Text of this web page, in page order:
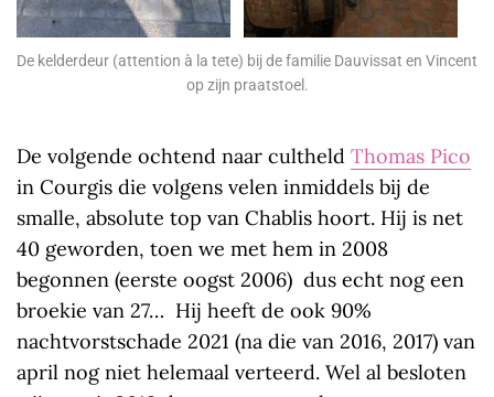
De kelderdeur (attention à la tete) bij de familie Dauvissat en Vincent
op zijn praatstoel.
De volgende ochtend naar cultheld Thomas Pico
in Courgis die volgens velen inmiddels bij de
smalle, absolute top van Chablis hoort. Hij is net
40 geworden, toen we met hem in 2008
begonnen (eerste oogst 2006) dus echt nog een
broekie van 27… Hij heeft de ook 90%
nachtvorstschade 2021 (na die van 2016, 2017) van
april nog niet helemaal verteerd. Wel al besloten